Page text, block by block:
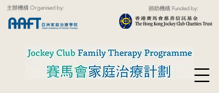
主辦機構 Organised by: 捐助機構 Funded by: